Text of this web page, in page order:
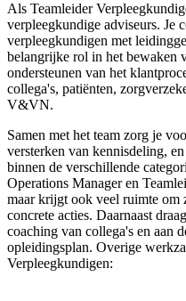
Als Teamleider
verpleegkundige adviseurs. Je
verpleegkundigen met
belangrijke rol in het bewaken
ondersteunen van het
collega's, patiënten,
V&VN.
Samen met het team zorg je
versterken van kennisdeling,
binnen de verschillende
Operations Manager en
maar krijgt ook veel ruimte om
concrete acties. Daarnaast
coaching van collega's en aan
opleidingsplan. Overige
Verpleegkundigen: